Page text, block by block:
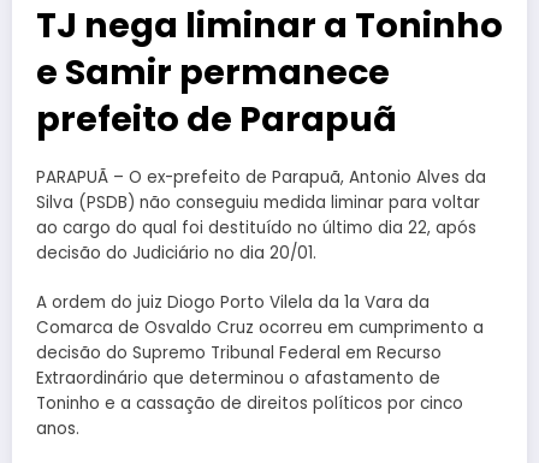
TJ nega liminar a Toninho
e Samir permanece
prefeito de Parapuã
PARAPUÃ – O ex-prefeito de Parapuã, Antonio Alves da
Silva (PSDB) não conseguiu medida liminar para voltar
ao cargo do qual foi destituído no último dia 22, após
decisão do Judiciário no dia 20/01.
A ordem do juiz Diogo Porto Vilela da 1a Vara da
Comarca de Osvaldo Cruz ocorreu em cumprimento a
decisão do Supremo Tribunal Federal em Recurso
Extraordinário que determinou o afastamento de
Toninho e a cassação de direitos políticos por cinco
anos.